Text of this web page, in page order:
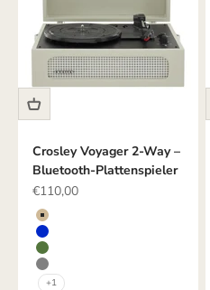
Crosley Voyager 2-Way –
Bluetooth-Plattenspieler
Angebot
€110,00
Farbe
CREME
BLAU
GRÜN
GRAU
+1